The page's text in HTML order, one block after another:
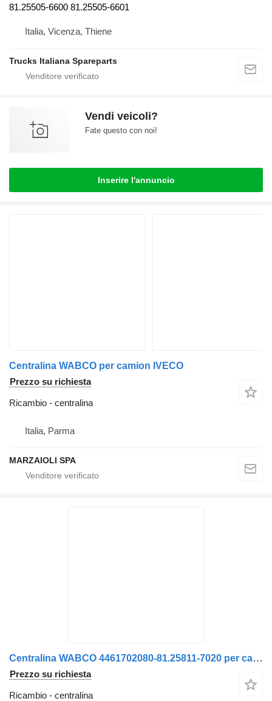
81.25505-6600 81.25505-6601
Italia, Vicenza, Thiene
Trucks Italiana Spareparts
Vendi veicoli?
Fate questo con noi!
Inserire l'annuncio
Centralina WABCO per camion IVECO
Prezzo su richiesta
Ricambio - centralina
Italia, Parma
MARZAIOLI SPA
Centralina WABCO 4461702080-81.25811-7020 per camion MAN
Prezzo su richiesta
Ricambio - centralina